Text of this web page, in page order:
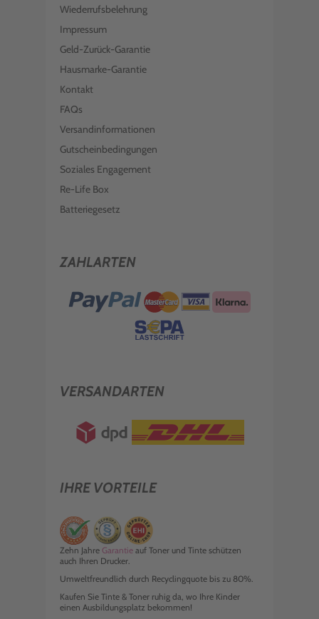
Wiederrufsbelehrung
Impressum
Geld-Zurück-Garantie
Hausmarke-Garantie
Kontakt
FAQs
Versandinformationen
Gutscheinbedingungen
Soziales Engagement
Re-Life Box
Batteriegesetz
ZAHLARTEN
VERSANDARTEN
IHRE VORTEILE
Zehn Jahre Garantie auf Toner und Tinte schützen
auch Ihren Drucker.
Umweltfreundlich durch Recyclingquote bis zu 80%.
Kaufen Sie Tinte & Toner ruhig da, wo Ihre Kinder
einen Ausbildungsplatz bekommen!